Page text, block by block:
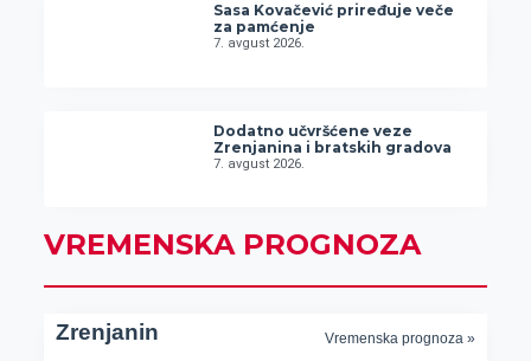
Sasa Kovačević priređuje veče
za pamćenje
7. avgust 2026.
Dodatno učvršćene veze
Zrenjanina i bratskih gradova
7. avgust 2026.
VREMENSKA PROGNOZA